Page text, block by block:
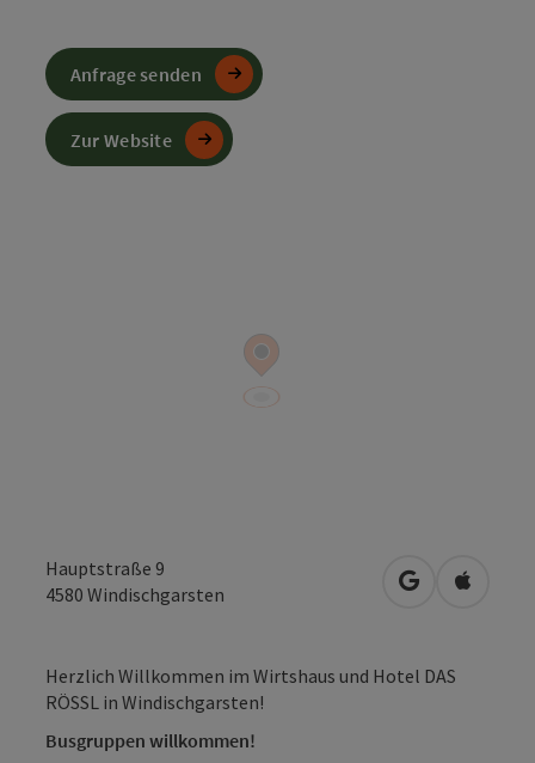
Hauptstraße 9
4580 Windischgarsten in Google
in
Herzlich Willkommen im Wirtshaus und Hotel DAS
RÖSSL in Windischgarsten!
Busgruppen willkommen!
Anfrage senden
Zur Website